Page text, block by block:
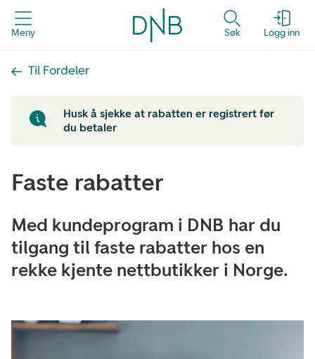
Meny Søk Logg inn
Til Fordeler
Husk å sjekke at rabatten er registrert før
du betaler
Faste rabatter
Med kundeprogram i DNB har du
tilgang til faste rabatter hos en
rekke kjente nettbutikker i Norge.